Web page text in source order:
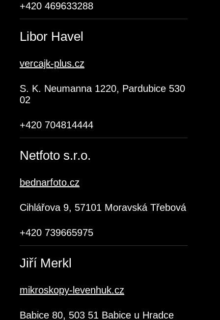
+420 469633288
Libor Havel
vercajk-plus.cz
S. K. Neumanna 1220, Pardubice 530
02
+420 704814444
Netfoto s.r.o.
bednarfoto.cz
Cihlářova 9, 57101 Moravská Třebová
+420 739665975
Jiří Merkl
mikroskopy-levenhuk.cz
Babice 80, 503 51 Babice u Hradce